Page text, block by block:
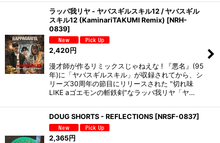
ラッパ我リヤ - ヤバスギルスキル12 / ヤバスギル
スキル12 (KaminariTAKUMI Remix) [NRH-
0839]
2,420円
漫才師が作るリミックスじゃねえな ! 『悪名』(95
年)に「ヤバスギルスキル」が収録されてから、シ
リーズ30周年の節目にリリースされた "切れ味
LIKE aゴエモンの斬鉄剣"なラッパ我リヤ「ヤ…
DOUG SHORTS - REFLECTIONS [NRSF-0837]
2,365円